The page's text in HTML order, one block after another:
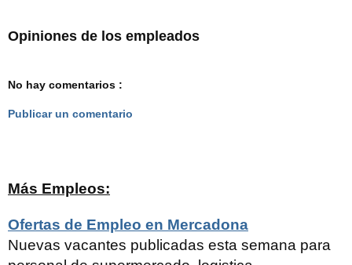
Opiniones de los empleados
No hay comentarios :
Publicar un comentario
Más Empleos:
Ofertas de Empleo en Mercadona
Nuevas vacantes publicadas esta semana para